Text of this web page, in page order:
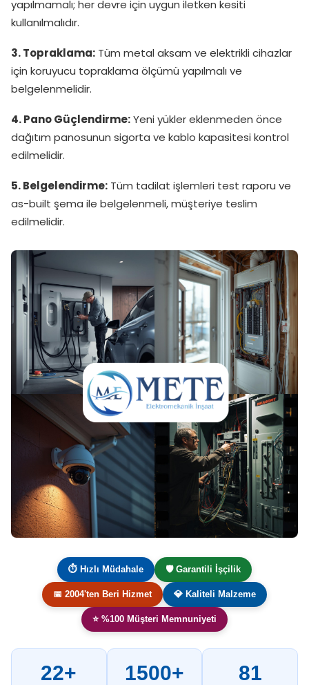
yapılmamalı; her devre için uygun iletken kesiti
kullanılmalıdır.
3. Topraklama: Tüm metal aksam ve elektrikli cihazlar
için koruyucu topraklama ölçümü yapılmalı ve
belgelenmelidir.
4. Pano Güçlendirme:Yeni yükler eklenmeden önce
dağıtım panosunun sigorta ve kablo kapasitesi kontrol
edilmelidir.
5. Belgelendirme: Tüm tadilat işlemleri test raporu ve
as-built şema ile belgelenmeli, müşteriye teslim
edilmelidir.
⏱ Hızlı Müdahale 🛡️ Garantili İşçilik
📅 2004'ten Beri Hizmet 💎 Kaliteli Malzeme
⭐ %100 Müşteri Memnuniyeti
22+ 1500+ 81